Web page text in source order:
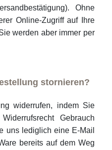
Ohne
Online-Zugriff auf Ihre
werden aber immer per
stornieren?
widerrufen, indem Sie
Gebrauch
uns lediglich eine E-Mail
bereits auf dem Weg